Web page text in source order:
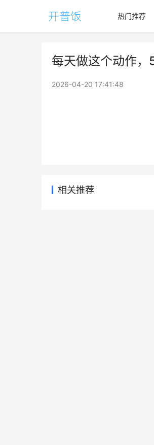
热门推荐
每天做这个动作
2026-04-20 17:41:48
相关推荐